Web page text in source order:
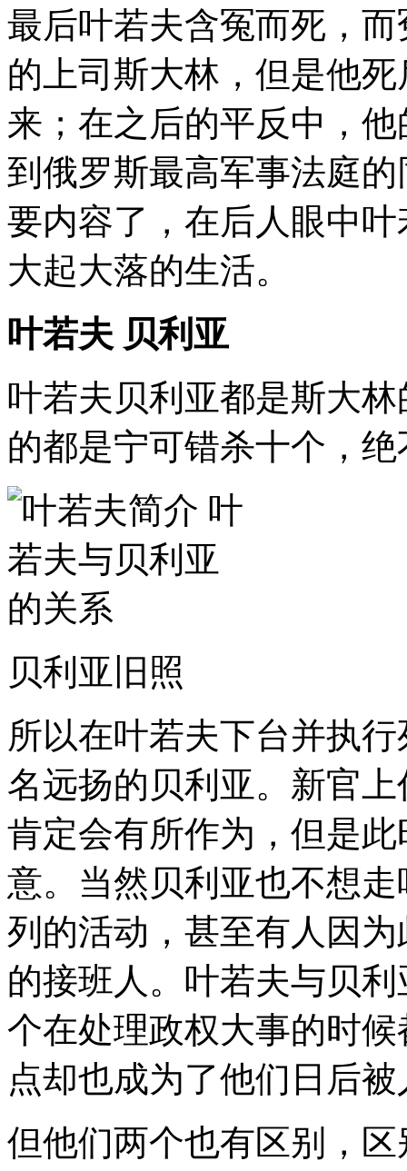
最后叶若夫含冤而死，
的上司斯大林，但是他
来；在之后的平反中，
到俄罗斯最高军事法庭
要内容了，在后人眼中
大起大落的生活。
叶若夫 贝利亚
叶若夫贝利亚都是斯大
的都是宁可错杀十个，
贝利亚旧照
所以在叶若夫下台并执
名远扬的贝利亚。新官
肯定会有所作为，但是
意。当然贝利亚也不想
列的活动，甚至有人因
的接班人。叶若夫与贝
个在处理政权大事的时
点却也成为了他们日后
但他们两个也有区别，